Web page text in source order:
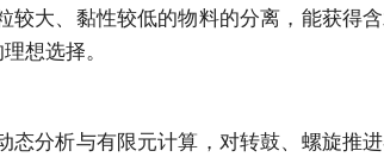
较大、黏性较低的物料的分离，能获得
想选择。
态分析与有限元计算，对转鼓、螺旋推